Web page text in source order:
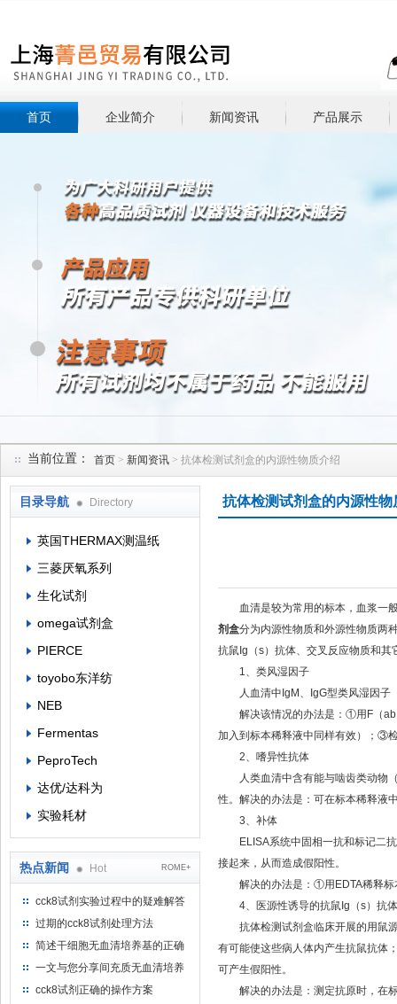
首页 企业简介 新闻资讯 产品展示
当前位置： 首页 > 新闻资讯 > 抗体检测试剂盒的内源性物质介绍
目录导航 Directory
英国THERMAX测温纸
三菱厌氧系列
生化试剂
omega试剂盒
PIERCE
toyobo东洋纺
NEB
Fermentas
PeproTech
达优/达科为
实验耗材
热点新闻 Hot ROME+
cck8试剂实验过程中的疑难解答
（一）
过期的cck8试剂处理方法
简述干细胞无血清培养基的正确
使用方法及使用注意事项
一文与您分享间充质无血清培养
基的选购建议
cck8试剂正确的操作方案
抗体检测试剂盒的内源性物
血清是较为常用的标本，血浆一般
剂盒分为内源性物质和外源性物质两
抗鼠Ig（s）抗体、交叉反应物质和其
1、类风湿因子
人血清中IgM、IgG型类风湿因子（
解决该情况的办法是：①用F（ab
加入到标本稀释液中同样有效）；③
2、嗜异性抗体
人类血清中含有能与啮齿类动物（
性。解决的办法是：可在标本稀释液
3、补体
ELISA系统中固相一抗和标记二抗
接起来，从而造成假阳性。
解决的办法是：①用EDTA稀释标
4、医源性诱导的抗鼠Ig（s）抗体
抗体检测试剂盒临床开展的用鼠源
有可能使这些病人体内产生抗鼠抗体
可产生假阳性。
解决的办法是：测定抗原时，在标